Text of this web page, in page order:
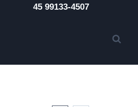
45 99133-4507